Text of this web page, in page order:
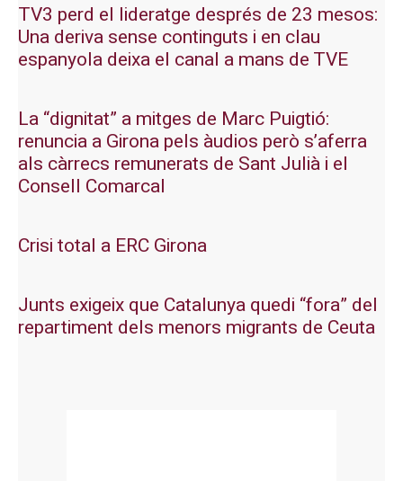
TV3 perd el lideratge després de 23 mesos:
Una deriva sense continguts i en clau
espanyola deixa el canal a mans de TVE
La “dignitat” a mitges de Marc Puigtió:
renuncia a Girona pels àudios però s’aferra
als càrrecs remunerats de Sant Julià i el
Consell Comarcal
Crisi total a ERC Girona
Junts exigeix que Catalunya quedi “fora” del
repartiment dels menors migrants de Ceuta